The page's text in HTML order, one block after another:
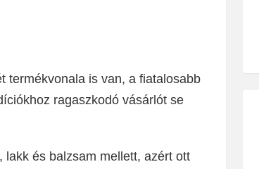
termékvonala is van, a fiatalosabb
ragaszkodó vásárlót se
lakk és balzsam mellett, azért ott